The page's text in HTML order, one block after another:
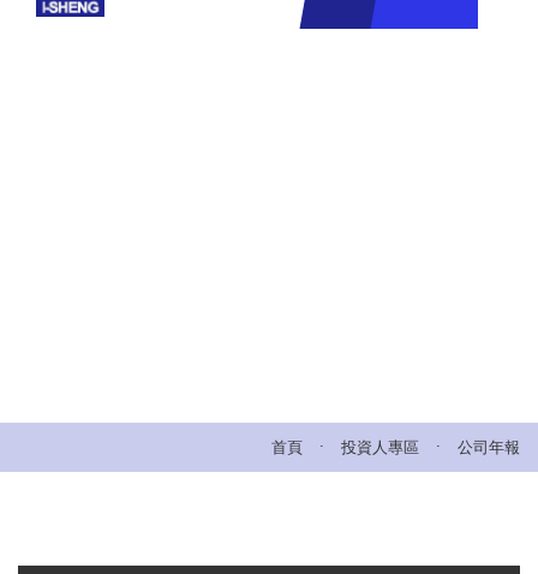
首頁 . 投資人專區 . 公司年報